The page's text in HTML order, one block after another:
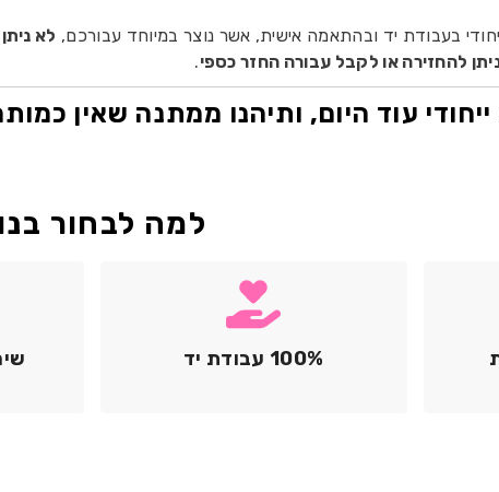
בעבודת יד ובהתאמה אישית, אשר נוצר במיוחד עבורכם, לא
להחזירה או לקבל עבורה החזר כספי.
עוד היום, ותיהנו ממתנה שאין
למה לבחור
100% עבודת יד